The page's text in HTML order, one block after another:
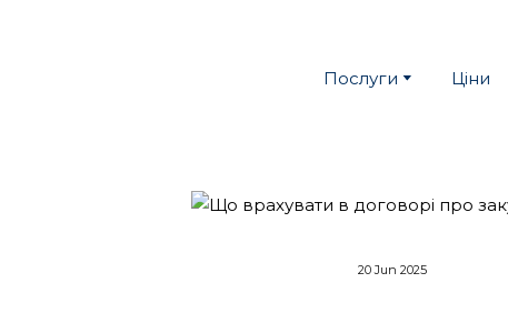
Послуги Ціни
20 Jun 2025